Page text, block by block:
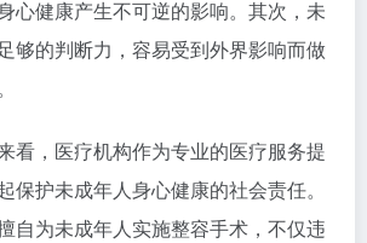
心健康产生不可逆的影响。其次，未
够的判断力，容易受到外界影响而做
看，医疗机构作为专业的医疗服务提
保护未成年人身心健康的社会责任。
自为未成年人实施整容手术，不仅违